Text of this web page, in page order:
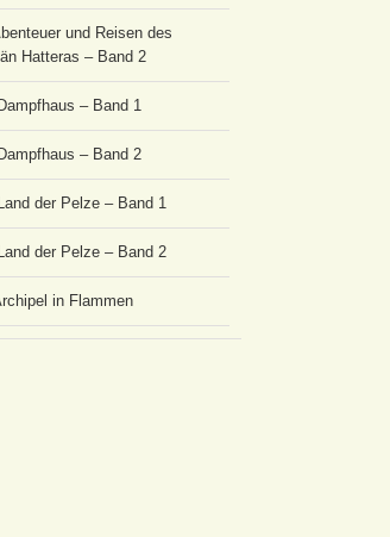
und Reisen des
Hatteras – Band 2
– Band 1
– Band 2
der Pelze – Band 1
der Pelze – Band 2
in Flammen